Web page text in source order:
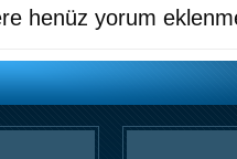
henüz yorum